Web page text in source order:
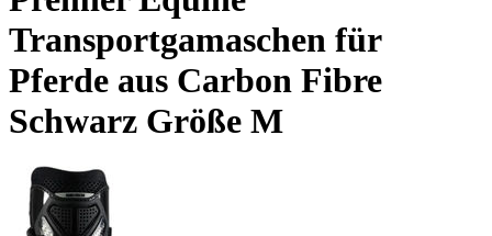
Transportgamaschen für
Pferde aus Carbon Fibre
Schwarz Größe M